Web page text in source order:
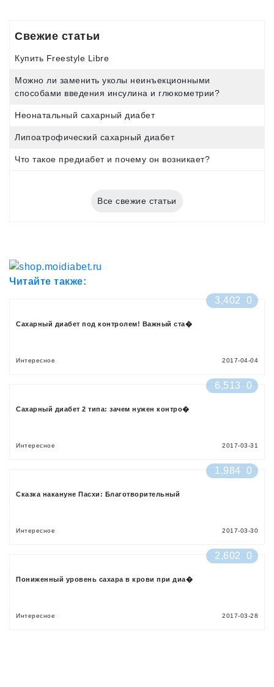
Свежие статьи
Купить Freestyle Libre
Можно ли заменить уколы неинъекционными
способами введения инсулина и глюкометрии?
Неонатальный сахарный диабет
Липоатрофический сахарный диабет
Что такое предиабет и почему он возникает?
Все свежие статьи
Читайте также:
3,402
0
Сахарный диабет под контролем! Важный ста�
Интересное 2017-04-04
6,513 0
Сахарный диабет 2 типа: зачем нужен контро�
Интересное 2017-03-31
1,984 0
Сказка накануне Пасхи: Благотворительный
Интересное 2017-03-30
2,602 0
Пониженный уровень сахара в крови при диа�
Интересное 2017-03-28